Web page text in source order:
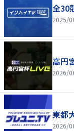
全30
2025/
高円
2026/
東都
2026/